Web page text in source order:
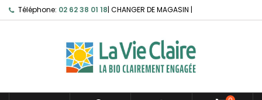
Téléphone: 02 62 38 01 18| CHANGER DE MAGASIN |